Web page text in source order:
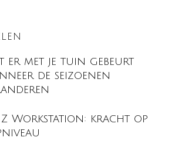
er met je tuin gebeurt
de seizoenen
Z Workstation: kracht op